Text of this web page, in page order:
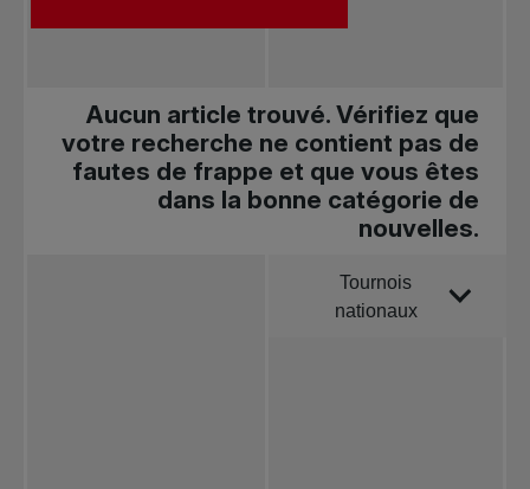
Aucun article trouvé. Vérifiez que
votre recherche ne contient pas de
fautes de frappe et que vous êtes
dans la bonne catégorie de
nouvelles.
Tournois
nationaux